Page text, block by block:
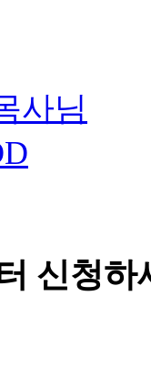
사님
신청하